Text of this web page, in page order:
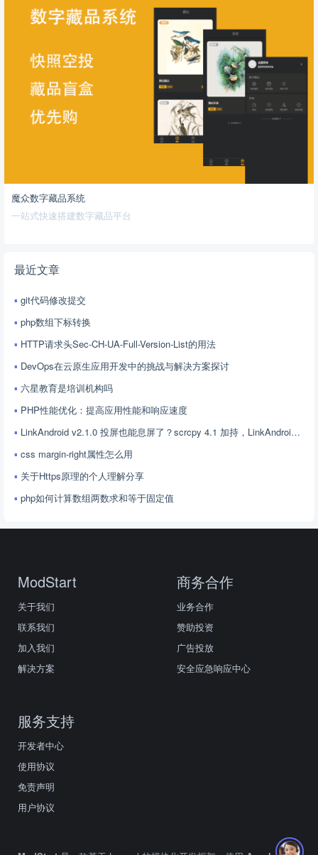
魔众数字藏品系统
一站式快速搭建数字藏品平台
最近文章
git代码修改提交
php数组下标转换
HTTP请求头Sec-CH-UA-Full-Version-List的用法
DevOps在云原生应用开发中的挑战与解决方案探讨
六星教育是培训机构吗
PHP性能优化：提高应用性能和响应速度
LinkAndroid v2.1.0 投屏也能息屏了？scrcpy 4.1 加持，LinkAndroid 让屏幕控制更随心
css margin-right属性怎么用
关于Https原理的个人理解分享
php如何计算数组两数求和等于固定值
ModStart
关于我们
联系我们
加入我们
解决方案
商务合作
业务合作
赞助投资
广告投放
安全应急响应中心
服务支持
开发者中心
使用协议
免责声明
用户协议